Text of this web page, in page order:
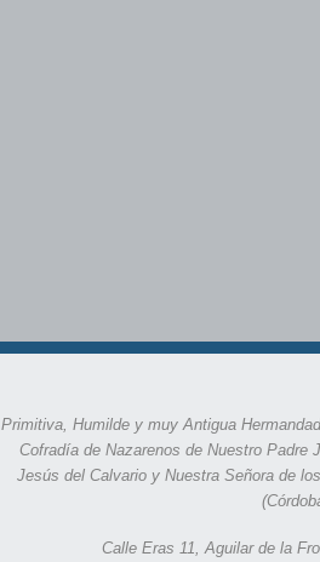
Primitiva, Humilde y muy Antigua
Cofradía de Nazarenos de Nuestro Padre
Jesús del Calvario y Nuestra Señora de
Calle Eras 11,Aguilar de la